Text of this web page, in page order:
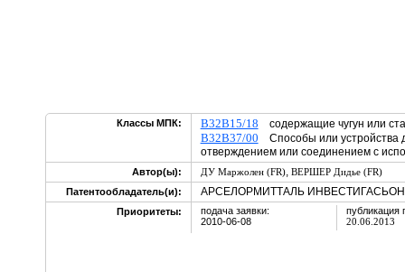
Классы МПК: B32B15/18 содержащие чугун или
B32B37/00 Способы или устройства
отверждением или соединением с
Автор(ы): ДУ Маржолен (FR), ВЕРШЕР Дидье (FR)
Патентообладатель(и):
АРСЕЛОРМИТТАЛЬ
Приоритеты:
подача заявки:
2010-06-08
публикация
20.06.2013